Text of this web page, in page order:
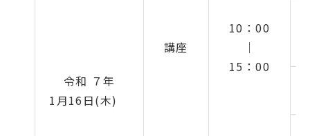
令和 ７年
1月16日(木)
講座
10：00
｜
15：00